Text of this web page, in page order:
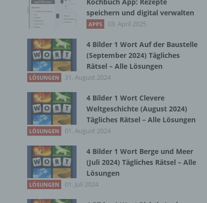
speichern und digital verwalten
APPS 03. April 2025
4 Bilder 1 Wort Auf der Baustelle
(September 2024) Tägliches
Rätsel – Alle Lösungen
LÖSUNGEN 31. August 2024
4 Bilder 1 Wort Clevere
Weltgeschichte (August 2024)
Tägliches Rätsel – Alle Lösungen
LÖSUNGEN 01. August 2024
4 Bilder 1 Wort Berge und Meer
(Juli 2024) Tägliches Rätsel – Alle
Lösungen
LÖSUNGEN 01. Juli 2024